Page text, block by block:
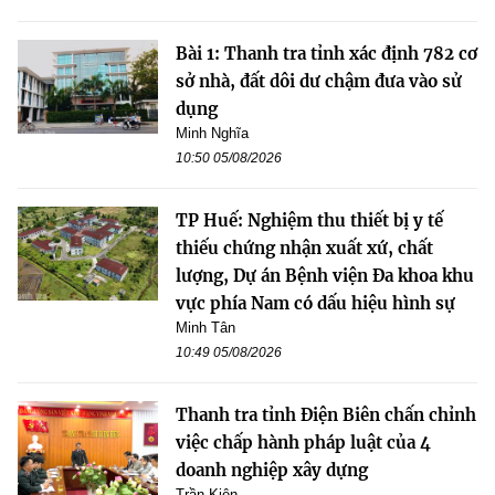
Bài 1: Thanh tra tỉnh xác định 782 cơ
sở nhà, đất dôi dư chậm đưa vào sử
dụng
Minh Nghĩa
10:50 05/08/2026
TP Huế: Nghiệm thu thiết bị y tế
thiếu chứng nhận xuất xứ, chất
lượng, Dự án Bệnh viện Đa khoa khu
vực phía Nam có dấu hiệu hình sự
Minh Tân
10:49 05/08/2026
Thanh tra tỉnh Điện Biên chấn chỉnh
việc chấp hành pháp luật của 4
doanh nghiệp xây dựng